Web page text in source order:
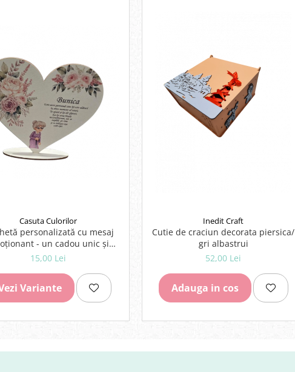
Casuta Culorilor
personalizată cu mesaj
- un cadou unic și
pentru persoanele
15,00 Lei
Variante
Inedit Craft
Cutie de craciun decorata piersica/
gri albastrui
52,00 Lei
Adauga in cos